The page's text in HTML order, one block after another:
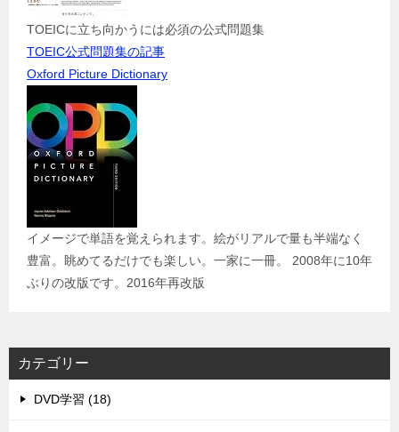
TOEICに立ち向かうには必須の公式問題集
TOEIC公式問題集の記事
Oxford Picture Dictionary
イメージで単語を覚えられます。絵がリアルで量も半端なく
豊富。眺めてるだけでも楽しい。一家に一冊。 2008年に10年
ぶりの改版です。2016年再改版
カテゴリー
DVD学習 (18)